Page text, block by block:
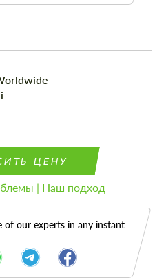
ЦЕНУ
| Наш подход
of our experts in any instant